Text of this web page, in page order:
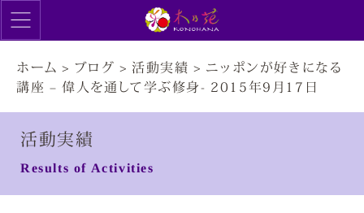
ホーム > ブログ > 活動実績 > ニッポンが好きになる
講座 – 偉人を通して学ぶ修身- 2015年9月17日
活動実績
Results of Activities